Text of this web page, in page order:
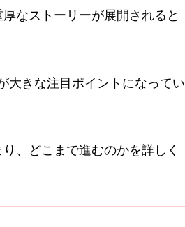
なストーリーが展開されると
大きな注目ポイントになってい
、どこまで進むのかを詳しく